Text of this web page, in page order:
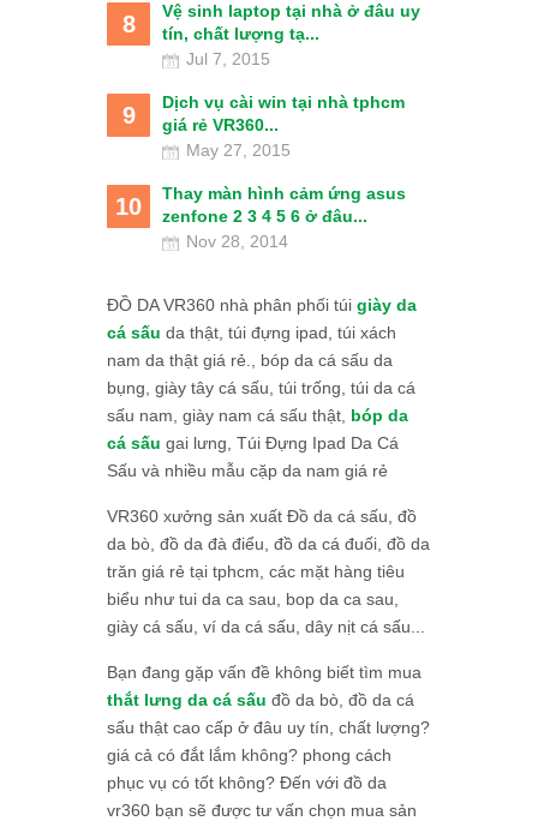
8
Vệ sinh laptop tại nhà ở đâu uy
tín, chất lượng tạ...
Jul 7, 2015
9
Dịch vụ cài win tại nhà tphcm
giá rẻ VR360...
May 27, 2015
10
Thay màn hình cảm ứng asus
zenfone 2 3 4 5 6 ở đâu...
Nov 28, 2014
ĐỒ DA VR360 nhà phân phối túi giày da
cá sấu da thật, túi đựng ipad, túi xách
nam da thật giá rẻ., bóp da cá sấu da
bụng, giày tây cá sấu, túi trống, túi da cá
sấu nam, giày nam cá sấu thật, bóp da
cá sấu gai lưng, Túi Đựng Ipad Da Cá
Sấu và nhiều mẫu cặp da nam giá rẻ
VR360 xưởng sản xuất Đồ da cá sấu, đồ
da bò, đồ da đà điểu, đồ da cá đuối, đồ da
trăn giá rẻ tại tphcm, các mặt hàng tiêu
biểu như tui da ca sau, bop da ca sau,
giày cá sấu, ví da cá sấu, dây nịt cá sấu...
Bạn đang gặp vấn đề không biết tìm mua
thắt lưng da cá sấu đồ da bò, đồ da cá
sấu thật cao cấp ở đâu uy tín, chất lượng?
giá cả có đắt lắm không? phong cách
phục vụ có tốt không? Đến với đồ da
vr360 bạn sẽ được tư vấn chọn mua sản